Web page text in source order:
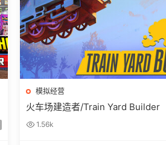
模拟经营
火车场建造者/Train Yard Builder
1.56k